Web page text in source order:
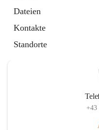
Dateien
Kontakte
Standorte
+43